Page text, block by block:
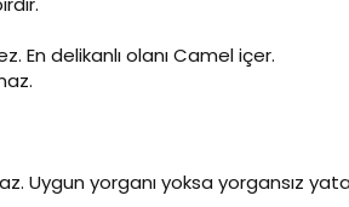
En delikanlı olanı Camel içer.
Uygun yorganı yoksa yorgansız